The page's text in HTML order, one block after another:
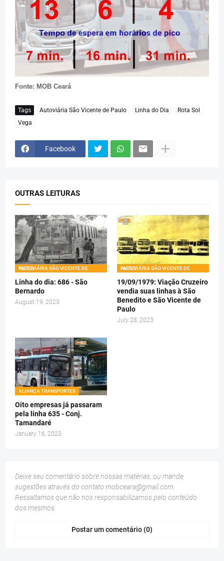
Fonte: MOB Ceará
Tags Autoviária São Vicente de Paulo Linha do Dia
Rota Sol
Vega
Facebook
OUTRAS LEITURAS
AUTOVIÁRIA SÃO VICENTE DE PAULO
Linha do dia: 686 - São
Bernardo
August 19, 2023
AUTOVIÁRIA SÃO VICENTE DE PAULO
19/09/1979: Viação Cruzeiro
vendia suas linhas à São
Benedito e São Vicente de
Paulo
July 28, 2023
ALIANÇA TRANSPORTES
Oito empresas já passaram
pela linha 635 - Conj.
Tamandaré
January 16, 2023
Deixe seu comentário sobre nossas matérias, ou mande
sugestões através do contato mobceara@gmail.com.
Ressaltamos que não nos responsabilizamos pelo conteúdo
dos mesmos.
Postar um comentário (0)